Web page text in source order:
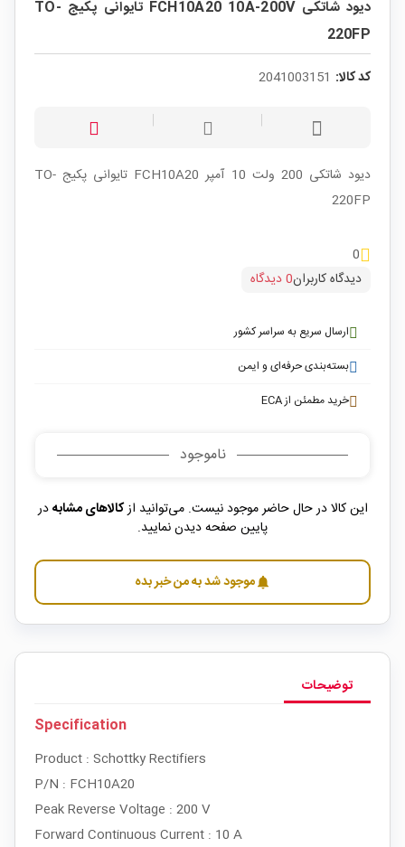
دیود شاتکی FCH10A20 10A-200V تایوانی پکیج TO-
220FP
کد کالا: 2041003151
دیود شاتکی 200 ولت 10 آمپر FCH10A20 تایوانی پکیج TO-
220FP
0
دیدگاه کاربران0 دیدگاه
ارسال سریع به سراسر کشور
بسته‌بندی حرفه‌ای و ایمن
خرید مطمئن از ECA
ناموجود
این کالا در حال حاضر موجود نیست. می‌توانید ازکالاهای مشابهدر
پایین صفحه دیدن نمایید.
notificationsموجود شد به من خبر بده
توضیحات
Specification
Product : Schottky Rectifiers
P/N : FCH10A20
Peak Reverse Voltage : 200 V
Forward Continuous Current : 10 A